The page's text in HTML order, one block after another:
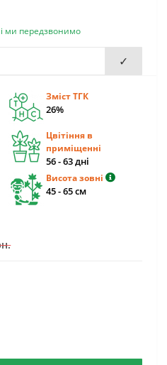
ми передзвонимо
✓
Зміст ТГК
26%
Цвітіння в
приміщенні
56 - 63 дні
Висота зовні
45 - 65 см